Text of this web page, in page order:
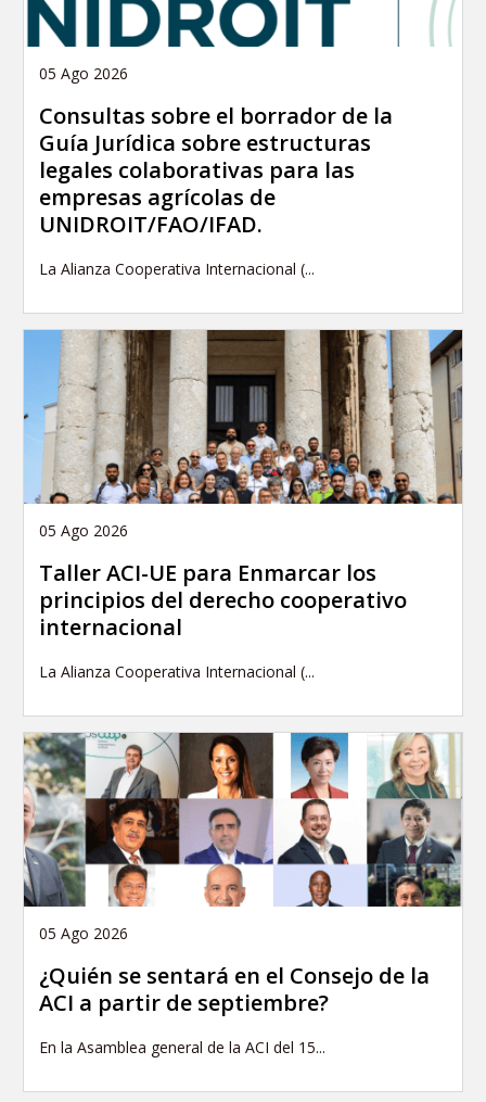
05 Ago 2026
Consultas sobre el borrador de la
Guía Jurídica sobre estructuras
legales colaborativas para las
empresas agrícolas de
UNIDROIT/FAO/IFAD.
La Alianza Cooperativa Internacional (...
05 Ago 2026
Taller ACI-UE para Enmarcar los
principios del derecho cooperativo
internacional
La Alianza Cooperativa Internacional (...
05 Ago 2026
¿Quién se sentará en el Consejo de la
ACI a partir de septiembre?
En la Asamblea general de la ACI del 15...